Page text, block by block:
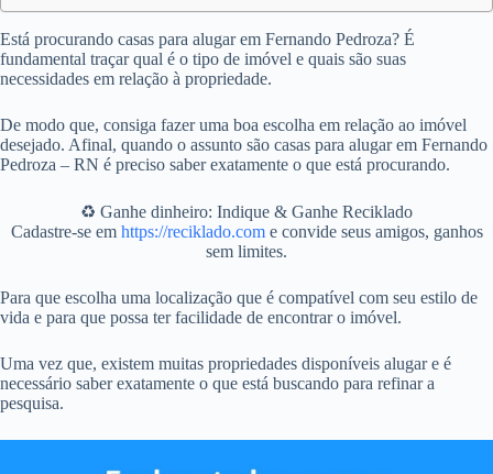
Está procurando casas para alugar em Fernando Pedroza? É
fundamental traçar qual é o tipo de imóvel e quais são suas
necessidades em relação à propriedade.
De modo que, consiga fazer uma boa escolha em relação ao imóvel
desejado. Afinal, quando o assunto são casas para alugar em Fernando
Pedroza – RN é preciso saber exatamente o que está procurando.
♻️ Ganhe dinheiro: Indique & Ganhe Reciklado
Cadastre-se em https://reciklado.come convide seus amigos, ganhos
sem limites.
Para que escolha uma localização que é compatível com seu estilo de
vida e para que possa ter facilidade de encontrar o imóvel.
Uma vez que, existem muitas propriedades disponíveis alugar e é
necessário saber exatamente o que está buscando para refinar a
pesquisa.